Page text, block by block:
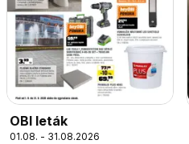
OBI leták
01.08. - 31.08.2026